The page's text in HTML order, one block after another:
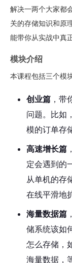
解决一两个大家都
关的存储知识和原
能带你从实战中真
模块介绍
本课程包括三个模
创业篇 ，带
问题。比如
模的订单存
高速增长篇
定会遇到的
从单机的存
在线平滑地
海量数据篇
储系统该如
怎么存储，
海量数据，